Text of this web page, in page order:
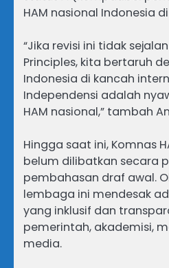
HAM nasional Indonesia
“Jika revisi ini tidak
Principles, kita bertaruh
Indonesia di kancah
Independensi adalah
HAM nasional,” tambah
Hingga saat ini, Komnas
belum dilibatkan secara
pembahasan draf awal.
lembaga ini mendesak
yang inklusif dan
pemerintah, akademisi,
media.